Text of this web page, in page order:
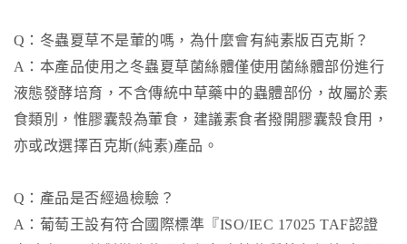
Q：冬蟲夏草不是葷的嗎，為什麼會有純素版百克斯？
A：本產品使用之冬蟲夏草菌絲體僅使用菌絲體部份進行
液態發酵培育，不含傳統中草藥中的蟲體部份，故屬於素
食類別，惟膠囊殼為葷食，建議素食者撥開膠囊殼食用，
亦或改選擇百克斯(純素)產品。
Q：產品是否經過檢驗？
A：葡萄王設有符合國際標準『ISO/IEC 17025 TAF認證